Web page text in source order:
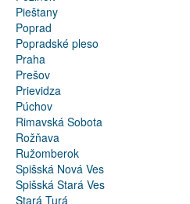
Pieštany
Poprad
Popradské pleso
Praha
Prešov
Prievidza
Púchov
Rimavská Sobota
Rožňava
Ružomberok
Spišská Nová Ves
Spišská Stará Ves
Stará Turá